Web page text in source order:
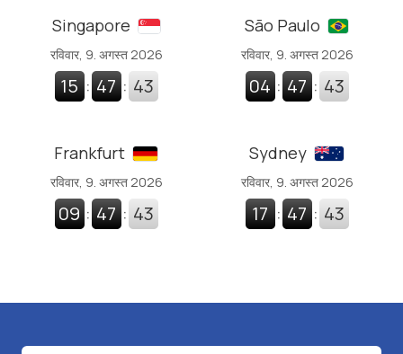
Singapore
रविवार, 9. अगस्त 2026
15 : 47 : 44
São Paulo
रविवार, 9. अगस्त 2026
04 : 47 : 44
Frankfurt
रविवार, 9. अगस्त 2026
09 : 47 : 44
Sydney
रविवार, 9. अगस्त 2026
17 : 47 : 44